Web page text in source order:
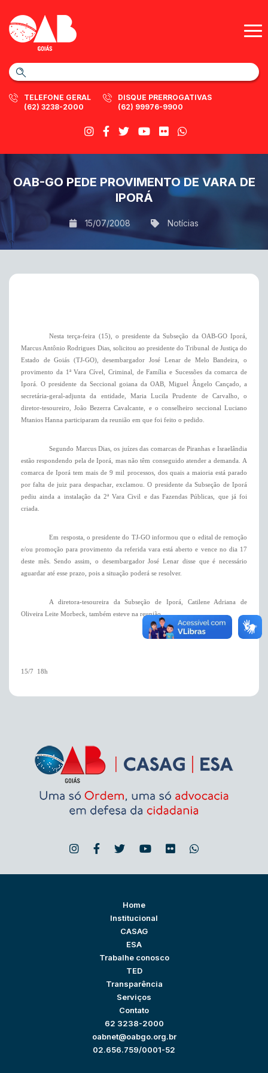
TELEFONE GERAL
(62) 3238-2000
DISQUE PRERROGATIVAS
(62) 99976-9900
OAB-GO PEDE PROVIMENTO DE VARA DE
IPORÁ
15/07/2008 Notícias
Nesta terça-feira (15), o presidente da Subseção da OAB-GO Iporá,
Marcus Antônio Rodrigues Dias, solicitou ao presidente do Tribunal de Justiça do
Estado de Goiás (TJ-GO), desembargador José Lenar de Melo Bandeira, o
provimento da 1ª Vara Cível, Criminal, de Família e Sucessões da comarca de
Iporá. O presidente da Seccional goiana da OAB, Miguel Ângelo Cançado, a
secretária-geral-adjunta da entidade, Maria Lucila Prudente de Carvalho, o
diretor-tesoureiro, João Bezerra Cavalcante, e o conselheiro seccional Luciano
Mtanios Hanna participaram da reunião em que foi feito o pedido.
Segundo Marcus Dias, os juízes das comarcas de Piranhas e Israelândia
estão respondendo pela de Iporá, mas não têm conseguido atender a demanda. A
comarca de Iporá tem mais de 9 mil processos, dos quais a maioria está parado
por falta de juiz para despachar, exclamou. O presidente da Subseção de Iporá
pediu ainda a instalação da 2ª Vara Civil e das Fazendas Públicas, que já foi
criada.
Em resposta, o presidente do TJ-GO informou que o edital de remoção
e/ou promoção para provimento da referida vara está aberto e vence no dia 17
deste mês. Sendo assim, o desembargador José Lenar disse que é necessário
aguardar até esse prazo, pois a situação poderá se resolver.
A diretora-tesoureira da Subseção de Iporá, Catilene Adriana de
Oliveira Leite Morbeck, também esteve na reunião.
15/7  18h
Home
Institucional
CASAG
ESA
Trabalhe conosco
TED
Transparência
Serviços
Contato
62 3238-2000
oabnet@oabgo.org.br
02.656.759/0001-52